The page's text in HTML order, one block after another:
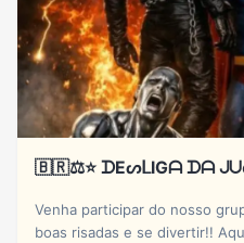
🇧🇷⚖️⭐ ᗪEᔕᒪIGᗩ ᗪᗩ
Venha participar do nosso
boas risadas e se divertir!!